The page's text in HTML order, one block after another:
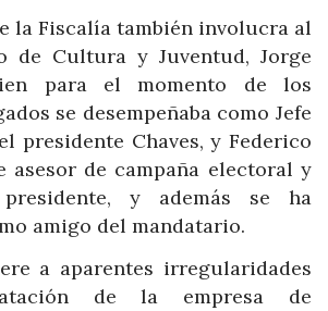
la Fiscalía también involucra al
de Cultura y Juventud, Jorge
para el momento de los
se desempeñaba como Jefe
presidente Chaves, y Federico
asesor de campaña electoral y
y además se ha
amigo del mandatario.
a aparentes irregularidades
de la empresa de